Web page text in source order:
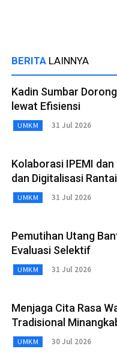
BERITA LAINNYA
Kadin Sumbar
lewat Efisiensi
UMKM 31 Jul 2026
Kolaborasi IPEMI
dan Digitalisasi
UMKM 31 Jul 2026
Pemutihan Utang
Evaluasi Selektif
UMKM 31 Jul 2026
Menjaga Cita Rasa
Tradisional
UMKM 30 Jul 2026